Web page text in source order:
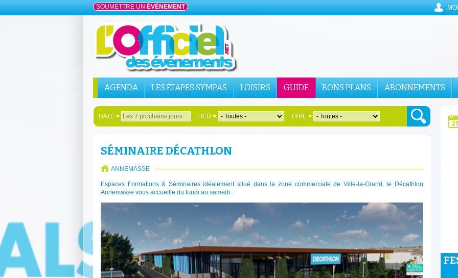
SOUMETTRE UN ÉVÉNEMENT
AGENDA LES ÉTAPES SYMPAS LOISIRS GUIDE BONS PLANS ABONNEMENTS
DATE> LIEU> TYPE>
SÉMINAIRE DÉCATHLON
ANNEMASSE
Espaces Formations & Séminaires idéalement situé dans la zone commerciale de Ville-la-Grand, le Décathlon
Annemasse vous accueille du lundi au samedi.